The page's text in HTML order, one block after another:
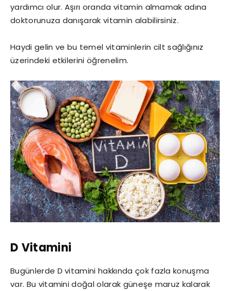
yardımcı olur. Aşırı oranda vitamin almamak adına
doktorunuza danışarak vitamin alabilirsiniz.
Haydi gelin ve bu temel vitaminlerin cilt sağlığınız
üzerindeki etkilerini öğrenelim.
D Vitamini
Bugünlerde D vitamini hakkında çok fazla konuşma
var. Bu vitamini doğal olarak güneşe maruz kalarak